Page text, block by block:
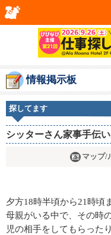
情報掲示板
探してます
シッターさん家事手伝
マップ/
夕方18時半頃から21時頃
母親がいる中で、その時
児の相手をしてもらった